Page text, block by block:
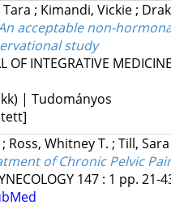
; Kimandi, Vickie;
acceptable non-
study
OF INTEGRATIVE
| Tudományos
; Ross, Whitney T. ; Till,
of Chronic Pelvic
147: 1 pp. 21-